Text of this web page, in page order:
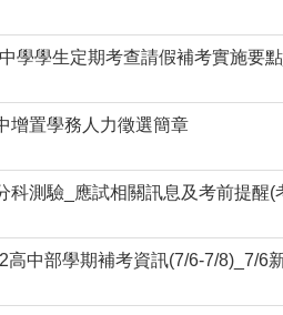
學學生定期考查請假補考實施要
增置學務人力徵選簡章
科測驗_應試相關訊息及考前提醒
高中部學期補考資訊(7/6-7/8)_7/6